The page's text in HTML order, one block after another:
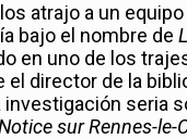
atrajo a un
bajo el nombre de
en uno de los
director de la
investigación seria
sur Rennes-le-